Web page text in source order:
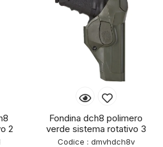
2
Fondina dch8 polimero
verde sistema rotativo 3
Codice : dmvhdch8v